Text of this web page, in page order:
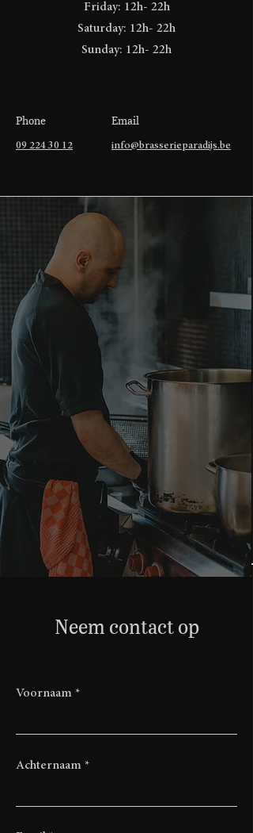
Friday: 12h- 22h
​​Saturday: 12h- 22h
​Sunday: 12h- 22h
Phone Email
09 224 30 12 info@brasserieparadijs.be
Neem contact op
Voornaam
Achternaam